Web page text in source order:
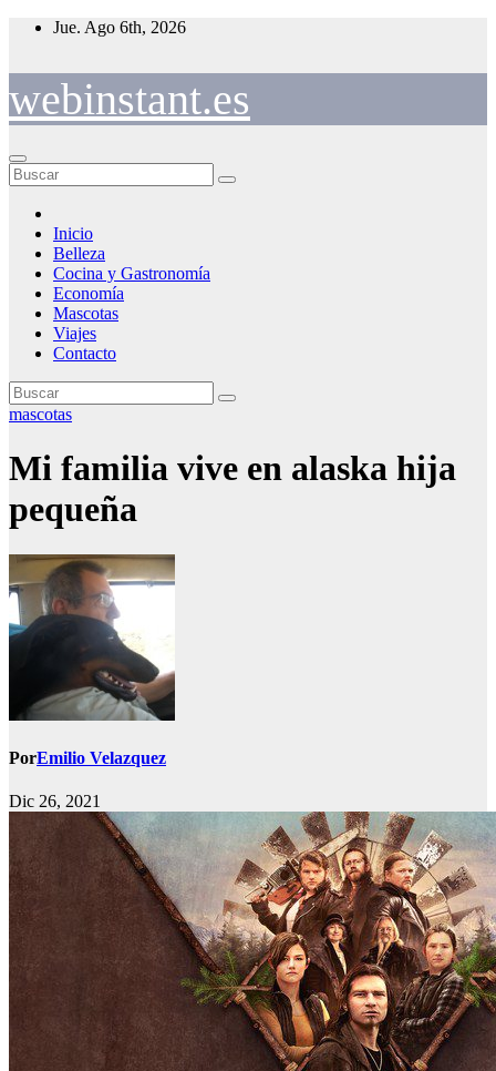
Saltar
Jue. Ago 6th, 2026
webinstant.es
Inicio
Belleza
Cocina y Gastronomía
Economía
Mascotas
Viajes
Contacto
mascotas
Mi familia vive en alaska hija
pequeña
PorEmilio Velazquez
Dic 26, 2021